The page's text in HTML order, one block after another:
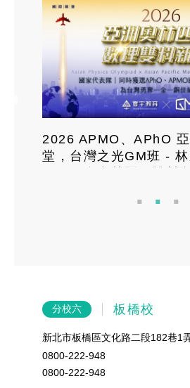
2026 APMO、APhO
堂，台灣之光GM班 -
分校六 板橋校
新北市板橋區文化路二段182巷1
0800-222-948
0800-222-948